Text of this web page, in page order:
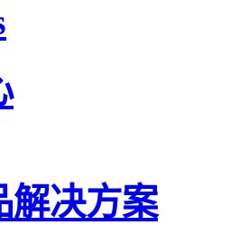
解决方案